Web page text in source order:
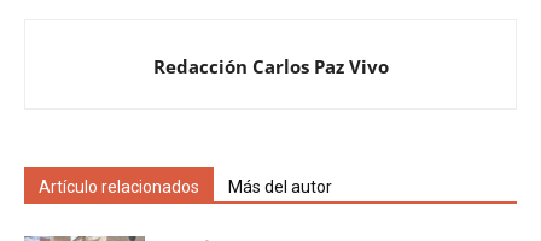
Redacción Carlos Paz Vivo
Artículo relacionados Más del autor